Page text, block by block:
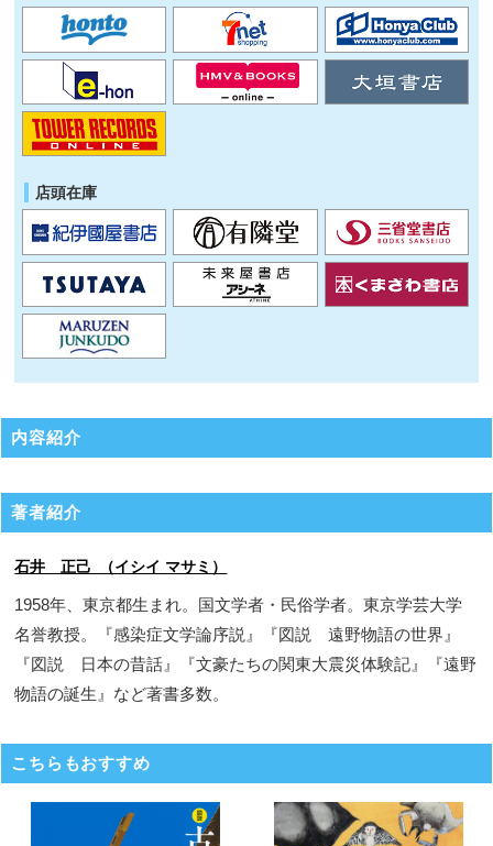
店頭在庫
内容紹介
著者紹介
石井 正己 （イシイ マサミ）
1958年、東京都生まれ。国文学者・民俗学者。東京学芸大学
名誉教授。『感染症文学論序説』『図説 遠野物語の世界』
『図説 日本の昔話』『文豪たちの関東大震災体験記』『遠野
物語の誕生』など著書多数。
こちらもおすすめ